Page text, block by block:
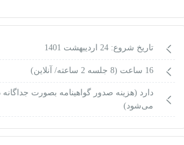
تاریخ شروع: 24 اردیبهشت 1401
16 ساعت (8 جلسه 2 ساعته/ آنلاین)
دارد (هزینه صدور گواهینامه بصورت جداگانه
می‌شود)